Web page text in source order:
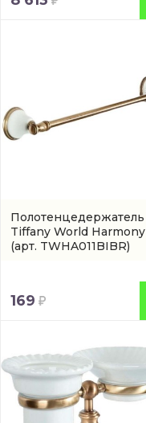
Полотенцедержатель
Tiffany World Harmony
(арт. TWHA011BIBR)
169